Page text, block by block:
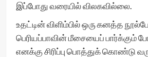
இப்போது வரையில் விலகவில்லை.
உதட்டின் விளிம்பில் ஒரு கனத்த
பெரியப்பாவின் மீசையைப் பார்க்கும்
எனக்கு சிரிப்பு பொத்துக் கொண்டு